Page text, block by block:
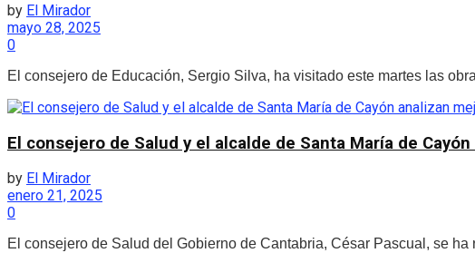
by El Mirador
mayo 28, 2025
0
El consejero de Educación, Sergio Silva, ha visitado este martes las
El consejero de Salud y el alcalde de Santa María de
by El Mirador
enero 21, 2025
0
El consejero de Salud del Gobierno de Cantabria, César Pascual, se